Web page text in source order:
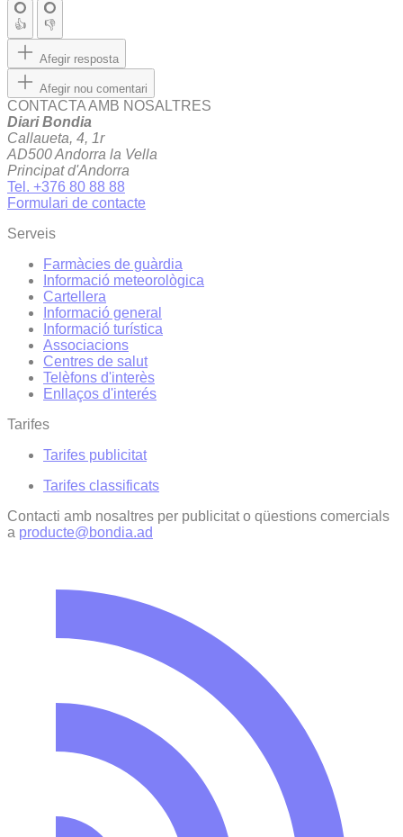
👍 👎
Afegir resposta
Afegir nou comentari
CONTACTA AMB NOSALTRES
Diari Bondia
Callaueta, 4, 1r
AD500 Andorra la Vella
Principat d'Andorra
Tel. +376 80 88 88
Formulari de contacte
Serveis
Farmàcies de guàrdia
Informació meteorològica
Cartellera
Informació general
Informació turística
Associacions
Centres de salut
Telèfons d'interès
Enllaços d'interés
Tarifes
Tarifes publicitat
Tarifes classificats
Contacti amb nosaltres per publicitat o qüestions comercials
a producte@bondia.ad